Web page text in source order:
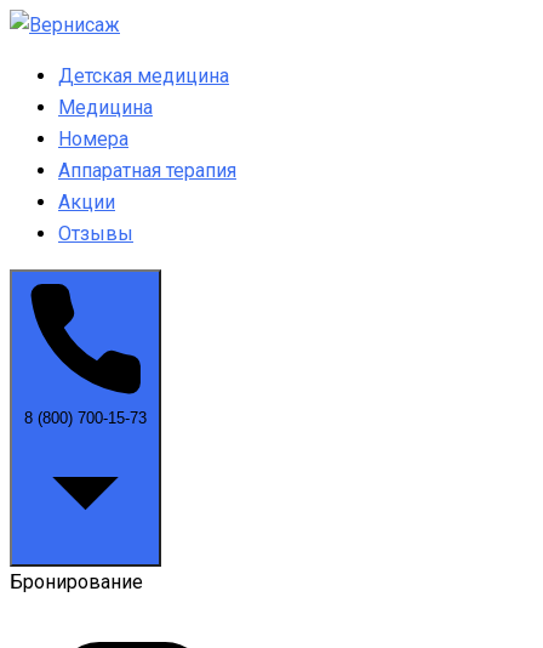
Детская медицина
Медицина
Номера
Аппаратная терапия
Акции
Отзывы
8 (800) 700-15-73
Бронирование